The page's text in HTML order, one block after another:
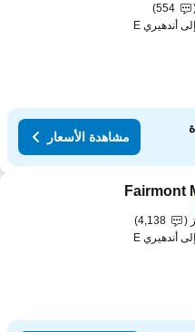
554
مشاهدة الأسعار
Add to
Fairmont
4,138